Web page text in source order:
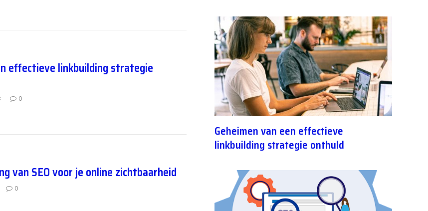
effectieve linkbuilding strategie
0
van SEO voor je online zichtbaarheid
0
Geheimen van een effectieve
linkbuilding strategie onthuld